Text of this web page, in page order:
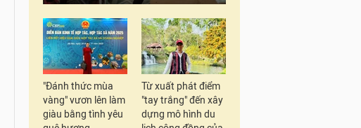
"Đánh thức mùa
vàng" vươn lên làm
giàu bằng tình yêu
Từ xuất phát điểm
"tay trắng" đến xây
dựng mô hình du